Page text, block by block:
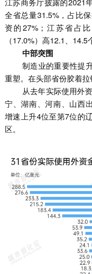
全省总量31.5%，占比
资的27%；江苏省占
（17.0%）高12.1、14.5
中部突围
制造业的重要性提
重塑。在头部省份胶着拉
从去年实际使用外
宁、湖南、河南、山西
增速上升4位至第7位的
区。